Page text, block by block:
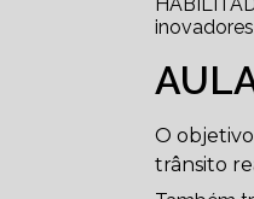
O
trânsito